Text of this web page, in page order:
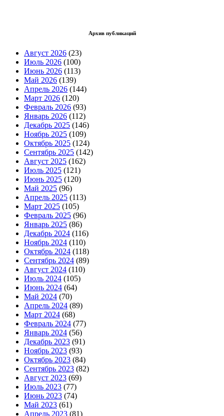
Архив публикаций
Август 2026 (23)
Июль 2026 (100)
Июнь 2026 (113)
Май 2026 (139)
Апрель 2026 (144)
Март 2026 (120)
Февраль 2026 (93)
Январь 2026 (112)
Декабрь 2025 (146)
Ноябрь 2025 (109)
Октябрь 2025 (124)
Сентябрь 2025 (142)
Август 2025 (162)
Июль 2025 (121)
Июнь 2025 (120)
Май 2025 (96)
Апрель 2025 (113)
Март 2025 (105)
Февраль 2025 (96)
Январь 2025 (86)
Декабрь 2024 (116)
Ноябрь 2024 (110)
Октябрь 2024 (118)
Сентябрь 2024 (89)
Август 2024 (110)
Июль 2024 (105)
Июнь 2024 (64)
Май 2024 (70)
Апрель 2024 (89)
Март 2024 (68)
Февраль 2024 (77)
Январь 2024 (56)
Декабрь 2023 (91)
Ноябрь 2023 (93)
Октябрь 2023 (84)
Сентябрь 2023 (82)
Август 2023 (69)
Июль 2023 (77)
Июнь 2023 (74)
Май 2023 (61)
Апрель 2023 (81)